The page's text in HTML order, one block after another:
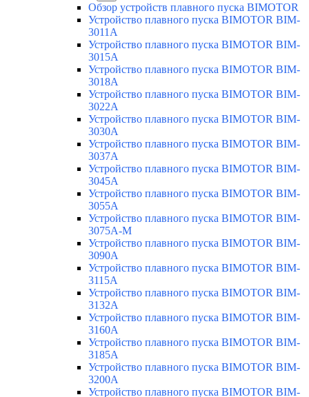
Обзор устройств плавного пуска BIMOTOR
Устройство плавного пуска BIMOTOR BIM-
3011A
Устройство плавного пуска BIMOTOR BIM-
3015A
Устройство плавного пуска BIMOTOR BIM-
3018A
Устройство плавного пуска BIMOTOR BIM-
3022A
Устройство плавного пуска BIMOTOR BIM-
3030A
Устройство плавного пуска BIMOTOR BIM-
3037A
Устройство плавного пуска BIMOTOR BIM-
3045A
Устройство плавного пуска BIMOTOR BIM-
3055A
Устройство плавного пуска BIMOTOR BIM-
3075A-M
Устройство плавного пуска BIMOTOR BIM-
3090A
Устройство плавного пуска BIMOTOR BIM-
3115A
Устройство плавного пуска BIMOTOR BIM-
3132A
Устройство плавного пуска BIMOTOR BIM-
3160A
Устройство плавного пуска BIMOTOR BIM-
3185A
Устройство плавного пуска BIMOTOR BIM-
3200A
Устройство плавного пуска BIMOTOR BIM-